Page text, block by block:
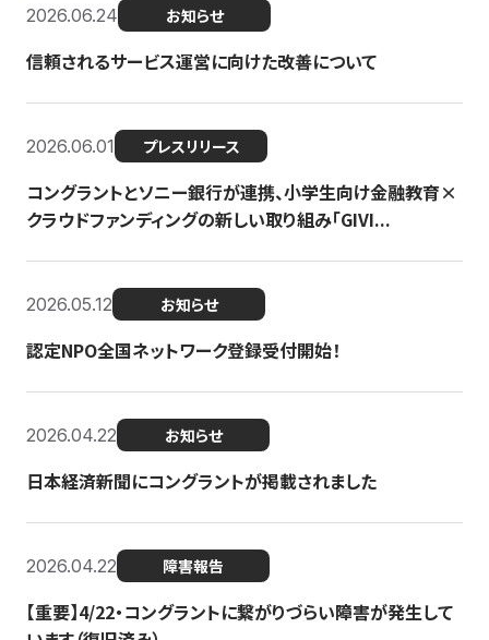
2026.06.24 お知らせ
信頼されるサービス運営に向けた改善について
2026.06.01 プレスリリース
コングラントとソニー銀行が連携、小学生向け金融教育×
クラウドファンディングの新しい取り組み「GIVI...
2026.05.12 お知らせ
認定NPO全国ネットワーク登録受付開始！
2026.04.22 お知らせ
日本経済新聞にコングラントが掲載されました
2026.04.22 障害報告
【重要】4/22・コングラントに繋がりづらい障害が発生して